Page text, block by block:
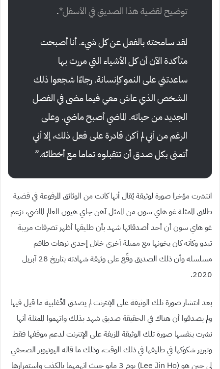
توضيح لقضية هذا الصديق في الأسفل*.
لقد سامحته بالفعل عن كل شيء. أنا أصبحت
متأكدة الآن أن كل الأشياء التي مررت بها
ساعدتني على النمو كإنسانة. رجاءًا شجعوا ذلك
الشخص الذي عاش معي فيما مضى في الفصل
الجديد من حياته. الماضي أصبح ماضي. وعلى
الرغم من أني لم أكن قادرة على فعل ذلك، إلا أني
أتمنى بكل صدق أن تتقبلوه تماما مع أخطائه.”
انتشرت مؤخرا صورة لوثيقة يُقال أنها كانت من الوثائق المرفوعة في قضية
طلاق الممثلة غو هاي سون من الممثل آهن جاي هيون العالم الماضي، تزعم
غو هاي سون أن أحد أصدقائها شهد بأن طليقها أظهر تصرفات مريبة
تبدو وكأنه كان يخونها مع ممثلة أخرى خلال إحدى نزهات طاقم
مسلسله وأن ذلك الصديق وقّع على وثيقة شهادته بتاريخ 28 آبريل
2020.
بعد انتشار صورة تلك الوثيقة على الإنترنت لم يصدق الأغلبية ما قيل فيها
ولم يصدقوا أن هناك في الحقيقة صديق شهد بذلك واتهموا الممثلة أنها
نشرت بنفسها صورة تلك الوثيقة المزيفة على الإنترنت لدعم موقفها فقط
وتبرير شكوكها في طليقها في ذلك الوقت، وذلك ما قاله اليوتيوبر الصحفي
لي جين هو (Lee Jin Ho) يوم 3 مايو حبث اتهمهما بالكذب واستمرارها